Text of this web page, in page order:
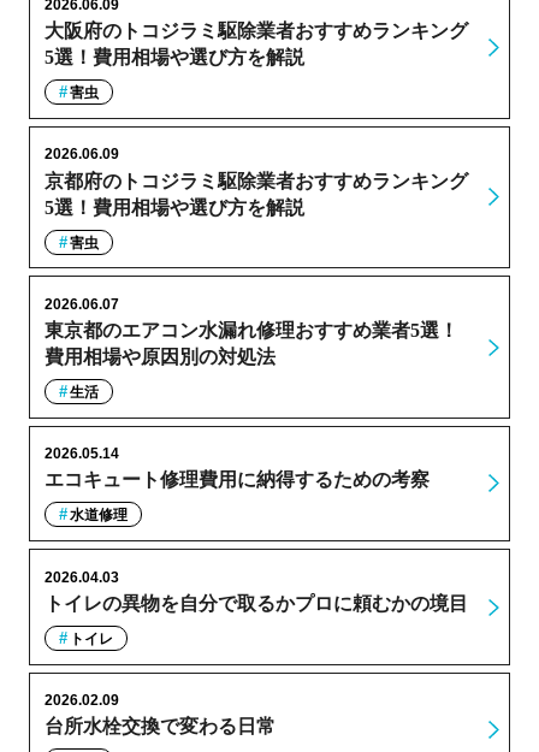
大阪府のトコジラミ駆除業者おすすめランキング
5選！費用相場や選び方を解説
2026.06.09
害虫
京都府のトコジラミ駆除業者おすすめランキング
5選！費用相場や選び方を解説
2026.06.09
害虫
東京都のエアコン水漏れ修理おすすめ業者5選！
費用相場や原因別の対処法
2026.06.07
生活
エコキュート修理費用に納得するための考察
2026.05.14
水道修理
トイレの異物を自分で取るかプロに頼むかの境目
2026.04.03
トイレ
台所水栓交換で変わる日常
2026.02.09